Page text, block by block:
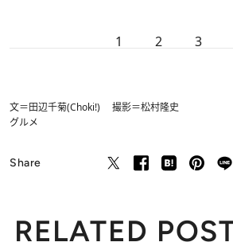
1 2 3
文＝田辺千菊(Choki!) 撮影＝松村隆史
グルメ
Share
RELATED